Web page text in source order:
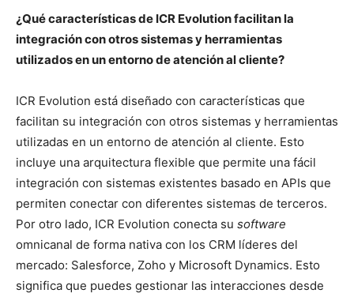
¿Qué características de ICR Evolution facilitan la
integración con otros sistemas y herramientas
utilizados en un entorno de atención al cliente?
ICR Evolution está diseñado con características que
facilitan su integración con otros sistemas y herramientas
utilizadas en un entorno de atención al cliente. Esto
incluye una arquitectura flexible que permite una fácil
integración con sistemas existentes basado en APIs que
permiten conectar con diferentes sistemas de terceros.
Por otro lado, ICR Evolution conecta su software
omnicanal de forma nativa con los CRM líderes del
mercado: Salesforce, Zoho y Microsoft Dynamics. Esto
significa que puedes gestionar las interacciones desde